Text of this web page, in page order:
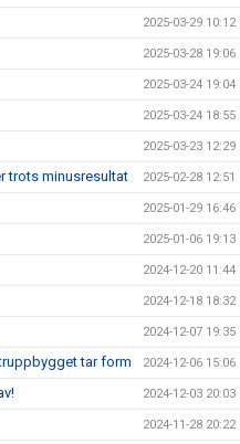
2025-03-29 10:12
2025-03-28 19:06
2025-03-24 19:04
2025-03-24 18:55
2025-03-23 12:29
trots minusresultat 2025-02-28 12:51
2025-01-29 16:46
2025-01-06 19:13
2024-12-20 11:44
2024-12-18 18:32
2024-12-07 19:35
tar form 2024-12-06 15:06
2024-12-03 20:03
2024-11-28 20:22